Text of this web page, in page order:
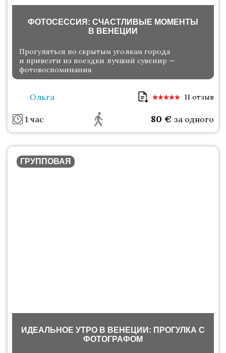
ФОТОСЕССИЯ: СЧАСТЛИВЫЕ МОМЕНТЫ
В ВЕНЕЦИИ
Прогуляться по скрытым уголкам города
и привезти из поездки лучший сувенир —
фотовоспоминания
Ольга 11 отзыв
1 час 80 € за одного
ГРУППОВАЯ
ИДЕАЛЬНОЕ УТРО В ВЕНЕЦИИ: ПРОГУЛКА С
ФОТОГРАФОМ